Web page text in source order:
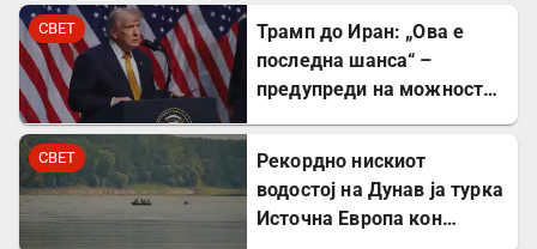
СВЕТ
Трамп до Иран: „Ова е
последна шанса“ –
предупреди на можност
СВЕТ
Рекордно нискиот
водостој на Дунав ја турка
Источна Европа кон